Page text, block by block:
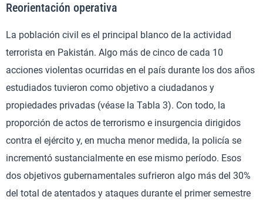
Reorientación operativa
La población civil es el principal blanco de la actividad
terrorista en Pakistán. Algo más de cinco de cada 10
acciones violentas ocurridas en el país durante los dos años
estudiados tuvieron como objetivo a ciudadanos y
propiedades privadas (véase la Tabla 3). Con todo, la
proporción de actos de terrorismo e insurgencia dirigidos
contra el ejército y, en mucha menor medida, la policía se
incrementó sustancialmente en ese mismo período. Esos
dos objetivos gubernamentales sufrieron algo más del 30%
del total de atentados y ataques durante el primer semestre